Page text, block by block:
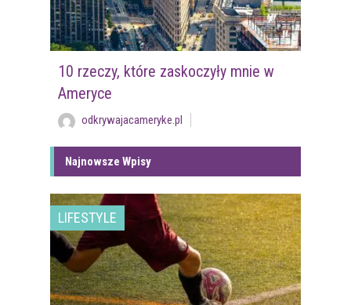
10 rzeczy, które zaskoczyły mnie w
Ameryce
odkrywajacameryke.pl
Najnowsze Wpisy
LIFESTYLE